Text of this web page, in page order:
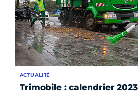
Trimobile : calendrier 2023
ACTUALITÉ